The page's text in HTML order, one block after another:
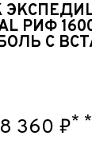
РИФ
С
360 ₽*